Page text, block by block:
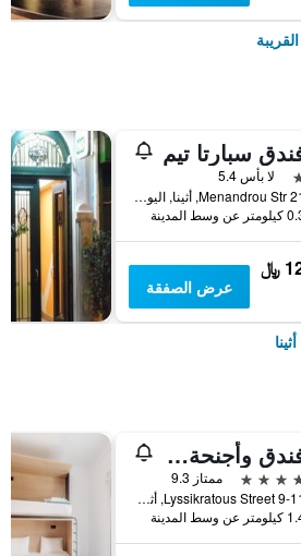
سبارتا تيم
واحدة
لا بأس 5.4
21 Menandrou Str, أثينا, اليونان
عن وسط المدينة
﷼
عرض الصفقة
فندق وأجنحة آفا
ممتاز 9.3
9-11 Lyssikratous Street, أثينا, اليونان
عن وسط المدينة